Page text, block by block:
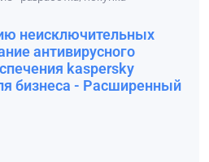
неисключительных
антивирусного
kaspersky
бизнеса - Расширенный